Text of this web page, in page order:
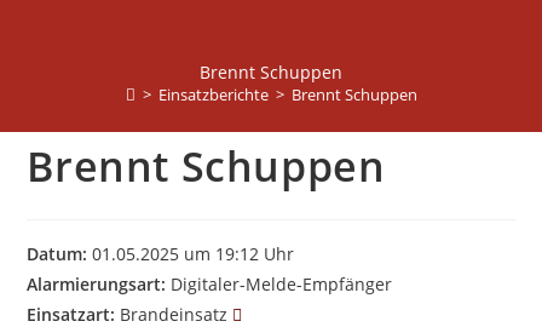
Brennt Schuppen
> Einsatzberichte > Brennt Schuppen
Brennt Schuppen
Datum: 01.05.2025 um 19:12 Uhr
Alarmierungsart: Digitaler-Melde-Empfänger
Einsatzart: Brandeinsatz